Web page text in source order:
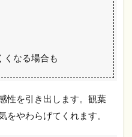
くなる場合も
性を引き出します。観葉
をやわらげてくれます。